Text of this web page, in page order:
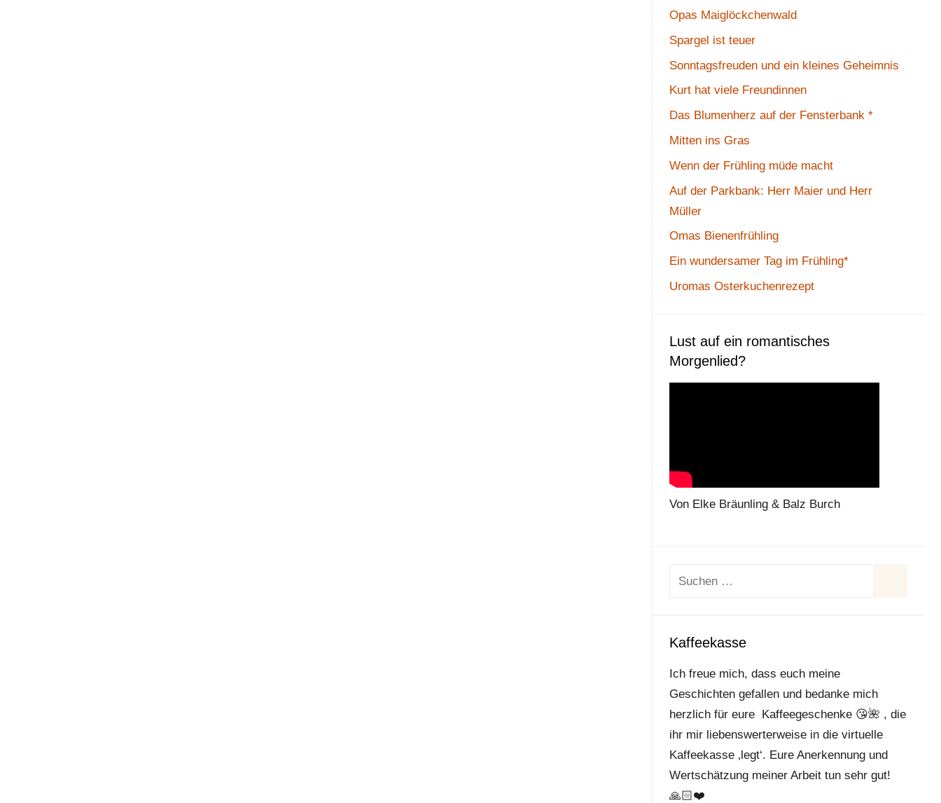
Opas Maiglöckchenwald
Spargel ist teuer
Sonntagsfreuden und ein kleines Geheimnis
Kurt hat viele Freundinnen
Das Blumenherz auf der Fensterbank *
Mitten ins Gras
Wenn der Frühling müde macht
Auf der Parkbank: Herr Maier und Herr
Müller
Omas Bienenfrühling
Ein wundersamer Tag im Frühling*
Uromas Osterkuchenrezept
Lust auf ein romantisches
Morgenlied?
Von Elke Bräunling & Balz Burch
Suchen
Kaffeekasse
Ich freue mich, dass euch meine
Geschichten gefallen und bedanke mich
herzlich für eure Kaffeegeschenke 😘🌺 , die
ihr mir liebenswerterweise in die virtuelle
Kaffeekasse ‚legt‘. Eure Anerkennung und
Wertschätzung meiner Arbeit tun sehr gut!
🙏🏻❤️